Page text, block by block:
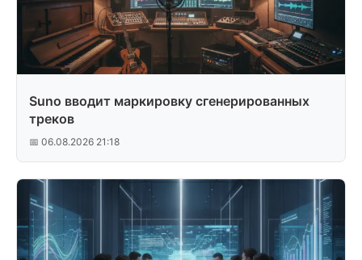
Suno вводит маркировку сгенерированных
треков
📅 06.08.2026 21:18